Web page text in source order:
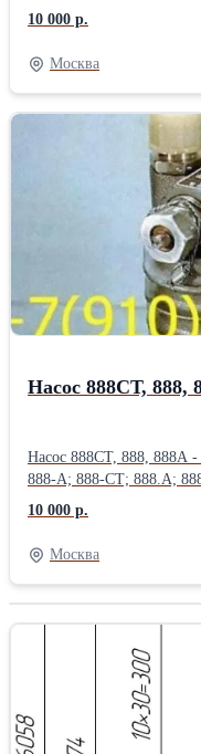
881200-2; датчик УА54-
Куплю: Заправочный агрегат 583900;
Клапан зарядный 800600-1; Куплю: Кран перелива
860700-1; Топливный регулятор
датчик ДПС; дачик УА54-1;
сигнализации УСБ-М;
перекрывной 771300; 8д2.966.037-2;
8д2.966.038-2; 350.003В;
СП-06ВП3; СП-51; СПН4-3Т; Куплю: 8д2.966.037-2 и
фильтр 8д2.966.038-2 и зип к ним;
4; фильтроэлемент
10 000 р.
Москва
Насос 888СТ, 888,
Насос 888СТ, 888, 888А - - - - Продам насосы 888; 888А; 888СТ;
888-А; 888-СТ; 888.А; 888.СТ; Условное
Привод - от ротора двигателя Направление
смотреть со стороны хвостовика) -
оборотов, об/мин - 5100 Рабочая жидкость - топливо,
применяемое на двигателе Топливный насос 888 - предназначен
для двигателя АИ-20 (ПАЭС-2500),
сельскохозяйственных,
перекачки
10 000 р.
Москва